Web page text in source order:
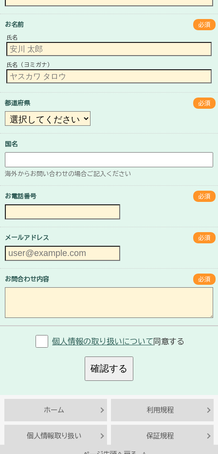
お名前 必須
氏名
氏名（ヨミガナ）
都道府県 必須
国名
海外からお問い合わせの場合ご記入ください
お電話番号 必須
メールアドレス 必須
お問合わせ内容 必須
個人情報の取り扱いについて 同意する
確認する
ホーム 利用規程
個人情報取り扱い 保証規程